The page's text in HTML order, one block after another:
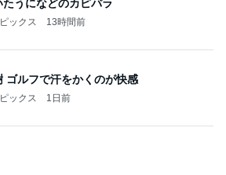
で済んだ余計な物の買い物
ックス 1日前